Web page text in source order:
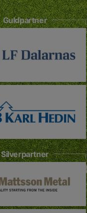
Guldpartner
Silverpartner